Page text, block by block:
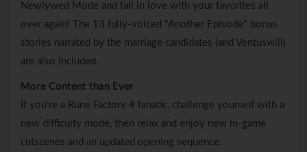
Newlywed Mode and fall in love with your favorites all
over again! The 13 fully-voiced "Another Episode" bonus
stories narrated by the marriage candidates (and Ventuswill)
are also included.
More Content than Ever
If you’re a Rune Factory 4 fanatic, challenge yourself with a
new difficulty mode, then relax and enjoy new in-game
cutscenes and an updated opening sequence.